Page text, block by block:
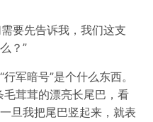
要先告诉我，我们这支
？”
军暗号”是个什么东西。
茸茸的漂亮长尾巴，看
旦我把尾巴竖起来，就表